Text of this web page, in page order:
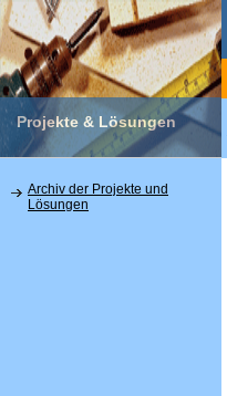
Projekte & Lösungen
Archiv der Projekte und
Lösungen